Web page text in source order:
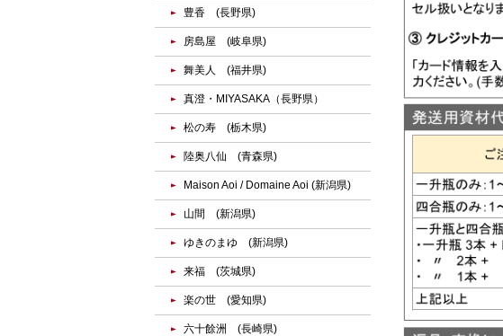
豊香 (長野県)
房島屋 (岐阜県)
舞美人 (福井県)
真澄・MIYASAKA（長野県）
松の寿 (栃木県)
陸奥八仙 (青森県)
Maison Aoi / Domaine Aoi (新潟県)
山間 (新潟県)
ゆきのまゆ (新潟県)
来福 (茨城県)
楽の世 (愛知県)
六十餘洲 (長崎県)